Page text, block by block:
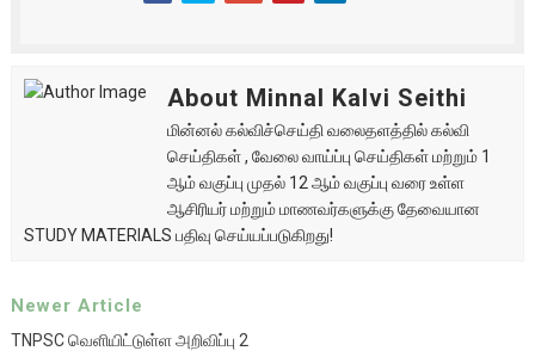
About Minnal Kalvi Seithi
மின்னல் கல்விச்செய்தி வலைதளத்தில் கல்வி
செய்திகள் , வேலை வாய்ப்பு செய்திகள் மற்றும் 1
ஆம் வகுப்பு முதல் 12 ஆம் வகுப்பு வரை உள்ள
ஆசிரியர் மற்றும் மாணவர்களுக்கு தேவையான
STUDY MATERIALS பதிவு செய்யப்படுகிறது!
Newer Article
TNPSC வெளியிட்டுள்ள அறிவிப்பு 2